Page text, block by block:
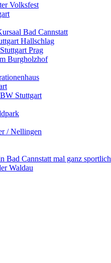
Volksfest
Bad Cannstatt
Hallschlag
Prag
Burgholzhof
Stuttgart
/ Nellingen
Bad Cannstatt mal ganz sportlich
Waldau